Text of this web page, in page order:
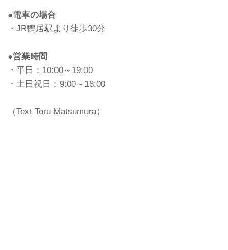
●電車の場合
・JR鴨居駅より徒歩30分
●営業時間
・平日：10:00～19:00
・土日祝日：9:00～18:00
（Text Toru Matsumura）